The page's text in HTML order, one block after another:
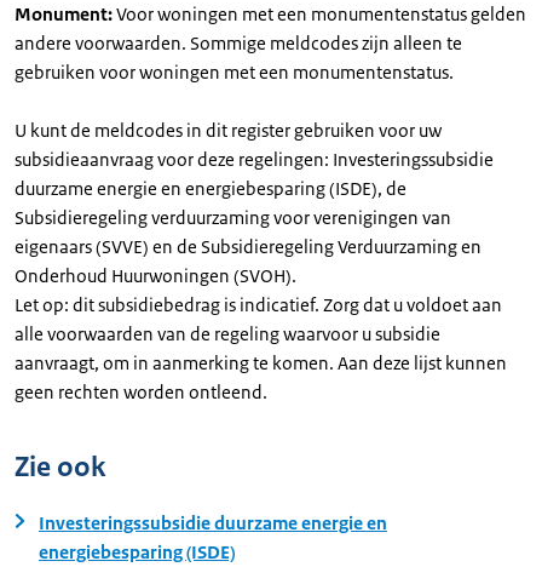
Monument:Voor woningen met een monumentenstatus gelden
andere voorwaarden. Sommige meldcodes zijn alleen te
gebruiken voor woningen met een monumentenstatus.
U kunt de meldcodes in dit register gebruiken voor uw
subsidieaanvraag voor deze regelingen: Investeringssubsidie
duurzame energie en energiebesparing (ISDE), de
Subsidieregeling verduurzaming voor verenigingen van
eigenaars (SVVE) en de Subsidieregeling Verduurzaming en
Onderhoud Huurwoningen (SVOH).
Let op: dit subsidiebedrag is indicatief. Zorg dat u voldoet aan
alle voorwaarden van de regeling waarvoor u subsidie
aanvraagt, om in aanmerking te komen. Aan deze lijst kunnen
geen rechten worden ontleend.
Zie ook
Investeringssubsidie duurzame energie en
energiebesparing (ISDE)